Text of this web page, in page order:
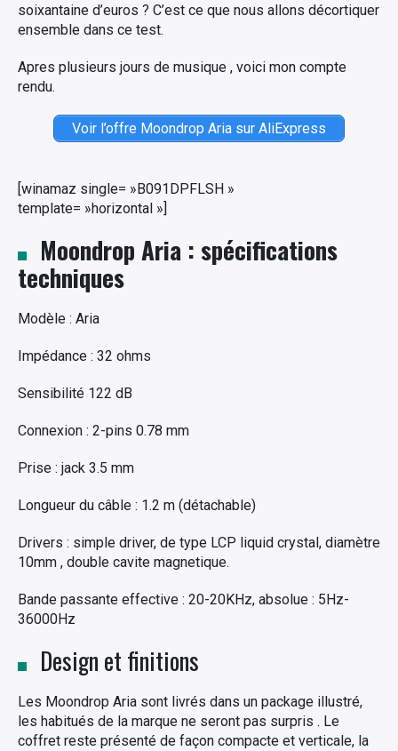
soixantaine d’euros ? C’est ce que nous allons décortiquer
ensemble dans ce test.
Apres plusieurs jours de musique , voici mon compte
rendu.
Voir l’offre Moondrop Aria sur AliExpress
[winamaz single= »B091DPFLSH »
template= »horizontal »]
Moondrop Aria : spécifications
techniques
Modèle : Aria
Impédance : 32 ohms
Sensibilité 122 dB
Connexion : 2-pins 0.78 mm
Prise : jack 3.5 mm
Longueur du câble : 1.2 m (détachable)
Drivers : simple driver, de type LCP liquid crystal, diamètre
10mm , double cavite magnetique.
Bande passante effective : 20-20KHz, absolue : 5Hz-
36000Hz
Design et finitions
Les Moondrop Aria sont livrés dans un package illustré,
les habitués de la marque ne seront pas surpris . Le
coffret reste présenté de façon compacte et verticale, la